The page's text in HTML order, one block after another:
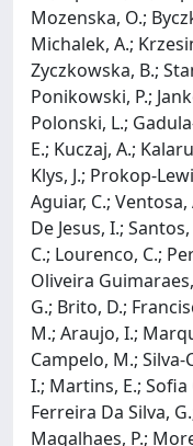
Mozenska, O.;
Michalek, A.;
Zyczkowska, B.;
Ponikowski, P.;
Polonski, L.;
E.; Kuczaj, A.;
Klys, J.; Prokop-
Aguiar, C.; Ventosa,
De Jesus, I.;
C.; Lourenco, C.;
Oliveira
G.; Brito, D.;
M.; Araujo, I.;
Campelo, M.; Silva-
I.; Martins, E.;
Ferreira Da Silva,
Magalhaes, P.;